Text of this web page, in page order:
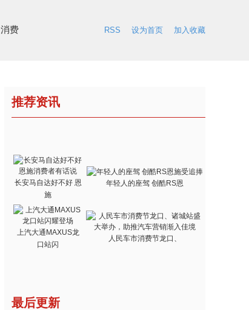
消费 RSS 设为首页 加入收藏
推荐资讯
长安马自达好不好 恩
施
年轻人的座驾 创酷RS恩
上汽大通MAXUS龙
口站闪
人民车市消费节龙口、
最后更新